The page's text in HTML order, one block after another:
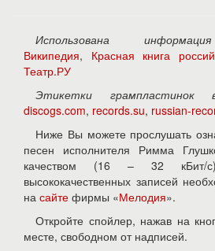
Использована
Википедия, Красная книга
Театр.РУ
Этикетки
discogs.com, records.su, russian-
Ниже Вы можете прослушать
песен исполнителя Римма
качеством (16 – 32 кБит/
высококачественных записей
на сайте фирмы «Мелодия».
Откройте спойлер, нажав на
месте, свободном от надписей.